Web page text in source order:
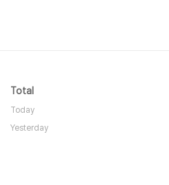
Total
Today
Yesterday